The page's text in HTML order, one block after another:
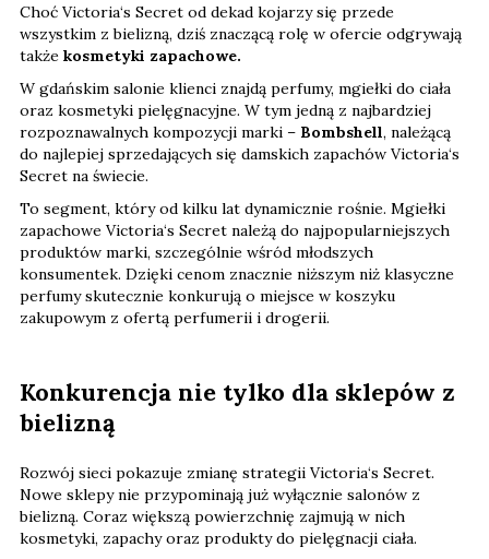
Choć Victoria‘s Secret od dekad kojarzy się przede
wszystkim z bielizną, dziś znaczącą rolę w ofercie odgrywają
także kosmetyki zapachowe.
W gdańskim salonie klienci znajdą perfumy, mgiełki do ciała
oraz kosmetyki pielęgnacyjne. W tym jedną z najbardziej
rozpoznawalnych kompozycji marki – Bombshell, należącą
do najlepiej sprzedających się damskich zapachów Victoria‘s
Secret na świecie.
To segment, który od kilku lat dynamicznie rośnie. Mgiełki
zapachowe Victoria‘s Secret należą do najpopularniejszych
produktów marki, szczególnie wśród młodszych
konsumentek. Dzięki cenom znacznie niższym niż klasyczne
perfumy skutecznie konkurują o miejsce w koszyku
zakupowym z ofertą perfumerii i drogerii.
Konkurencja nie tylko dla sklepów z
bielizną
Rozwój sieci pokazuje zmianę strategii Victoria‘s Secret.
Nowe sklepy nie przypominają już wyłącznie salonów z
bielizną. Coraz większą powierzchnię zajmują w nich
kosmetyki, zapachy oraz produkty do pielęgnacji ciała.